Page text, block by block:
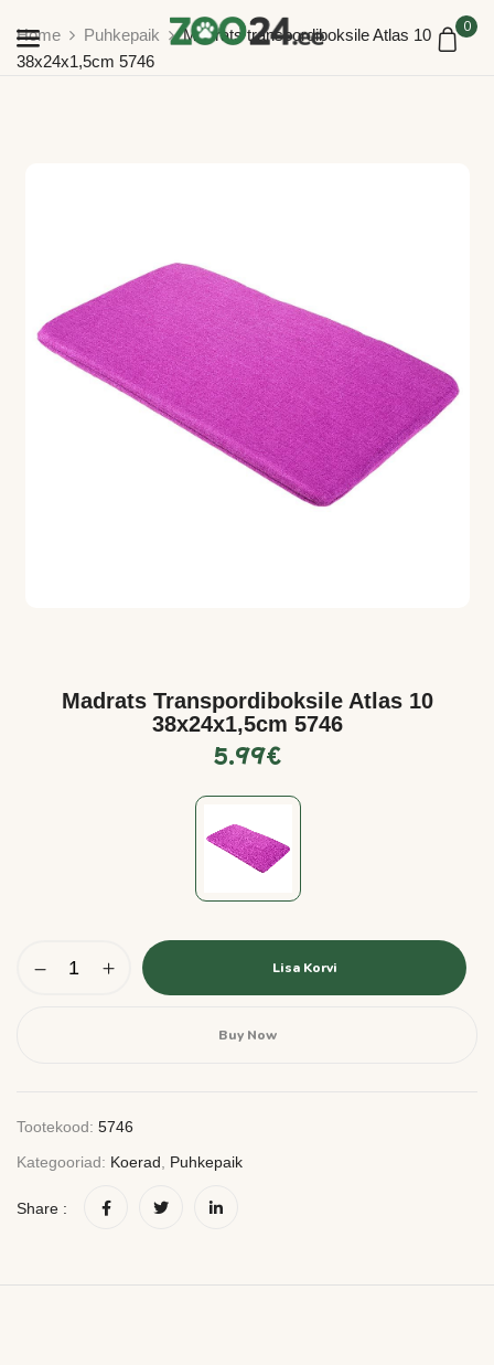
0
Home Puhkepaik
Madrats transpordiboksile Atlas 10
38x24x1,5cm 5746
Madrats Transpordiboksile Atlas 10
38x24x1,5cm 5746
5.99€
Lisa Korvi
Buy Now
Tootekood: 5746
Kategooriad: Koerad Puhkepaik
Share :